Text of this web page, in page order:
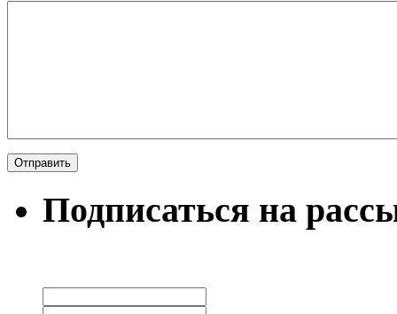
Подписаться на